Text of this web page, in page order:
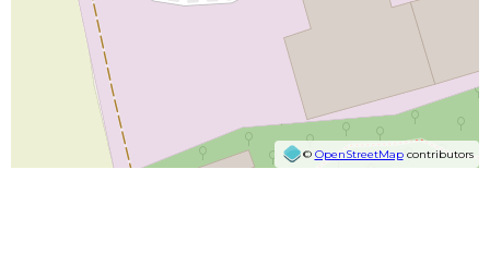
© OpenStreetMapcontributors